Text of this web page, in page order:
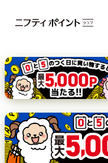
三井住友カード（NL）オー
【三井住友銀行口座お持ち
ライフカードビジネスライ